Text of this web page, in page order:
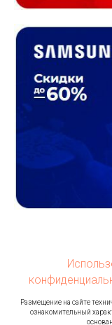
Размещение на сайте
ознакомительный